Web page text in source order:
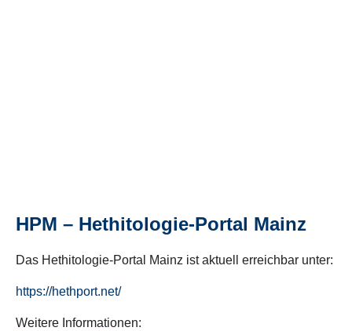
HPM – Hethitologie-Portal Mainz
Das Hethitologie-Portal Mainz ist aktuell erreichbar unter:
https://hethport.net/
Weitere Informationen: